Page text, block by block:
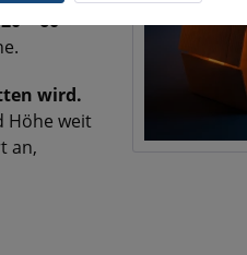
× 60 ×
wird.
Höhe weit
an,